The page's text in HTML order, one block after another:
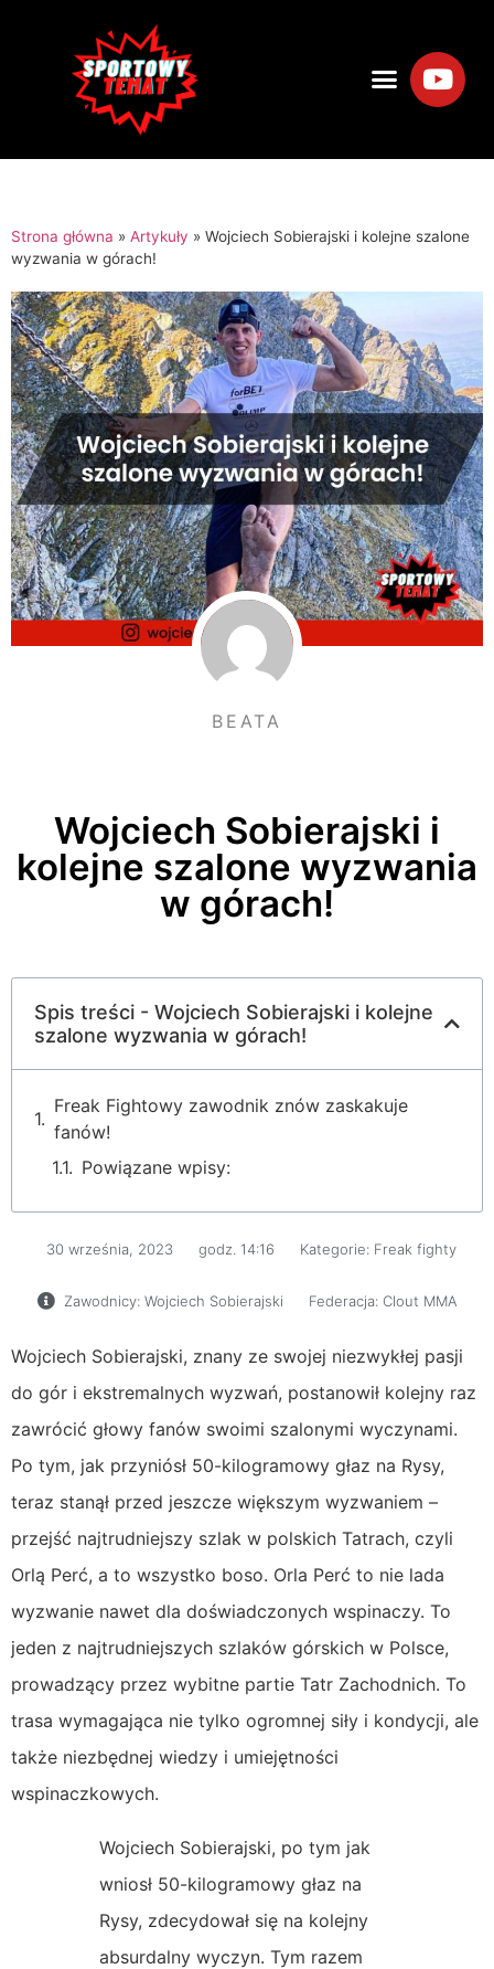
Strona główna » Artykuły » Wojciech Sobierajski i kolejne szalone
wyzwania w górach!
BEATA
Wojciech Sobierajski i
kolejne szalone wyzwania
w górach!
Spis treści - Wojciech Sobierajski i kolejne
szalone wyzwania w górach!
Freak Fightowy zawodnik znów zaskakuje
fanów!
Powiązane wpisy:
30 września, 2023 godz. 14:16 Kategorie: Freak fighty
Zawodnicy: Wojciech Sobierajski Federacja: Clout MMA
Wojciech Sobierajski, znany ze swojej niezwykłej pasji
do gór i ekstremalnych wyzwań, postanowił kolejny raz
zawrócić głowy fanów swoimi szalonymi wyczynami.
Po tym, jak przyniósł 50-kilogramowy głaz na Rysy,
teraz stanął przed jeszcze większym wyzwaniem –
przejść najtrudniejszy szlak w polskich Tatrach, czyli
Orlą Perć, a to wszystko boso. Orla Perć to nie lada
wyzwanie nawet dla doświadczonych wspinaczy. To
jeden z najtrudniejszych szlaków górskich w Polsce,
prowadzący przez wybitne partie Tatr Zachodnich. To
trasa wymagająca nie tylko ogromnej siły i kondycji, ale
także niezbędnej wiedzy i umiejętności
wspinaczkowych.
Wojciech Sobierajski, po tym jak
wniosł 50-kilogramowy głaz na
Rysy, zdecydował się na kolejny
absurdalny wyczyn. Tym razem